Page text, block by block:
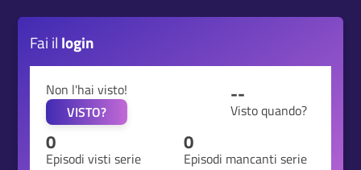
Fai il login
Non l'hai visto!
VISTO?
--
Visto quando?
0
Episodi visti serie
0
Episodi mancanti serie